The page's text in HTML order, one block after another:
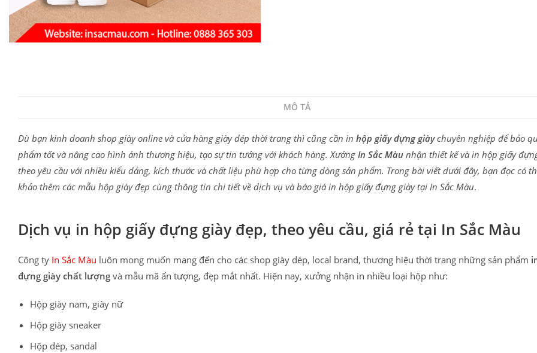
MÔ TẢ
Dù bạn kinh doanh shop giày online và cửa hàng giày dép thời trang thì cũng cần in hộp giấy đựng giàychuyên nghiệp để bảo
phẩm tốt và nâng cao hình ảnh thương hiệu, tạo sự tin tưởng với khách hàng. Xưởng In Sắc Màu nhận thiết kế và in hộp giấy
theo yêu cầu với nhiều kiểu dáng, kích thước và chất liệu phù hợp cho từng dòng sản phẩm. Trong bài viết dưới đây, bạn đọc có
khảo thêm các mẫu hộp giày đẹp cùng thông tin chi tiết về dịch vụ và báo giá in hộp giấy đựng giày tại In Sắc Màu.
Dịch vụ in hộp giấy đựng giày đẹp, theo yêu cầu, giá rẻ tại In Sắc Màu
Công ty In Sắc Màu luôn mong muốn mang đến cho các shop giày dép, local brand, thương hiệu thời trang những sản phẩm
đựng giày chất lượng và mẫu mã ấn tượng, đẹp mắt nhất. Hiện nay, xưởng nhận in nhiều loại hộp như:
Hộp giày nam, giày nữ
Hộp giày sneaker
Hộp dép, sandal